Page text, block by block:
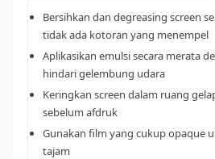
Bersihkan dan degreasing screen
tidak ada kotoran yang menempel
Aplikasikan emulsi secara merata
hindari gelembung udara
Keringkan screen dalam ruang
sebelum afdruk
Gunakan film yang cukup opaque
tajam